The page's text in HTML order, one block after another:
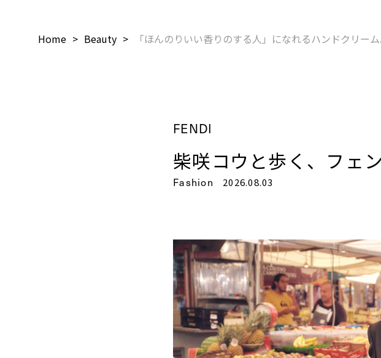
Home Beauty 「ほんのりいい香りのする人」になれるハンドクリーム
FENDI
柴咲コウと歩く、フェ
Fashion 2026.08.03